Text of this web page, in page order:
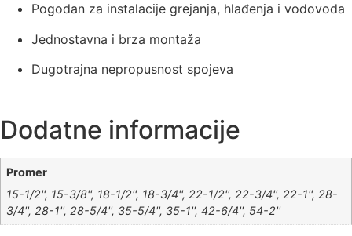
Pogodan za instalacije grejanja, hlađenja i vodovoda
Jednostavna i brza montaža
Dugotrajna nepropusnost spojeva
Dodatne informacije
Promer
15-1/2'', 15-3/8'', 18-1/2'', 18-3/4'', 22-1/2'', 22-3/4'', 22-1'', 28-
3/4'', 28-1'', 28-5/4'', 35-5/4'', 35-1'', 42-6/4'', 54-2''